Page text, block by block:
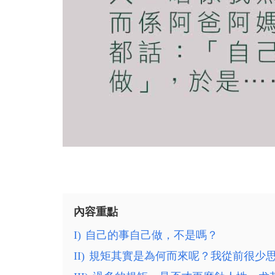
內容重點
I) 自己的事自己做，不是嗎？
II) 規矩其實是為何而來呢？我從前很少